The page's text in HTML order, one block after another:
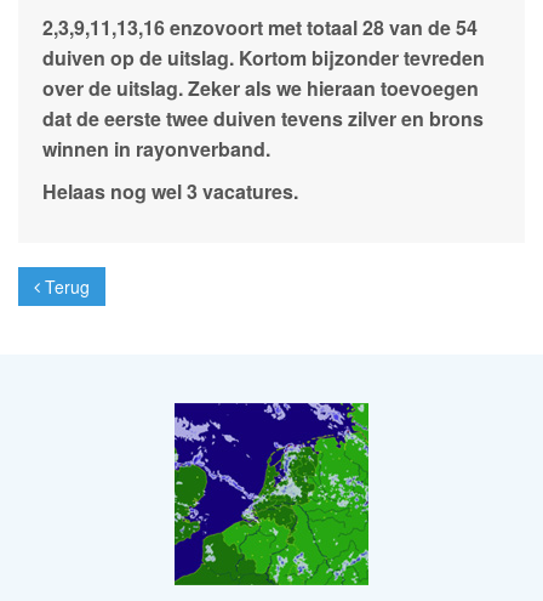
2,3,9,11,13,16 enzovoort met totaal 28 van de 54
duiven op de uitslag. Kortom bijzonder tevreden
over de uitslag. Zeker als we hieraan toevoegen
dat de eerste twee duiven tevens zilver en brons
winnen in rayonverband.
Helaas nog wel 3 vacatures.
Terug